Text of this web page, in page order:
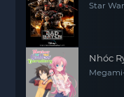
Star
Nhóc